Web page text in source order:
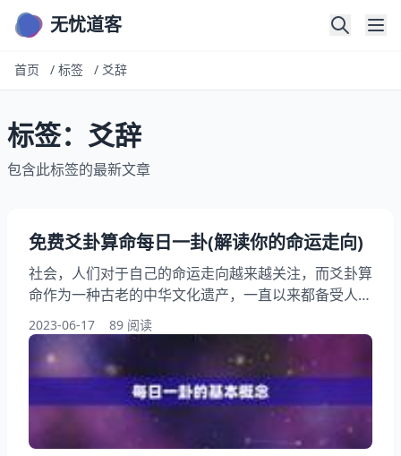
无忧道客
首页 / 标签 / 爻辞
标签：爻辞
包含此标签的最新文章
免费爻卦算命每日一卦(解读你的命运走向)
社会，人们对于自己的命运走向越来越关注，而爻卦算
命作为一种古老的中华文化遗产，一直以来都备受人们
的关注。每日一卦，是一种简单易学的爻卦算命方法，
通过解读每日的爻卦，可以帮助我们更好地了解自己的
命运走向，为自己的人生规划提供一定的参考。本文将
为大家详细介绍每日一卦的解读方法，希望能够帮助大
家更好地掌握这种古老而神奇的算命方式。 一、每日
一卦的基本概念 每日一卦，是一种基于易经爻辞的算
命方法
2023-06-17 89 阅读